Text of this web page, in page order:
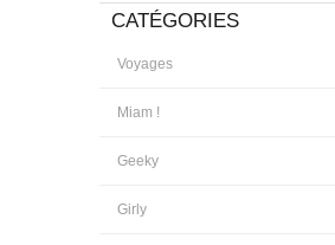
CATÉGORIES
Voyages
Miam !
Geeky
Girly